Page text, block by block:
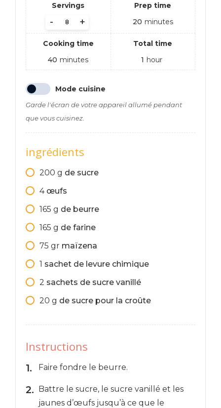
Servings
+
-
Prep time
20 minutes
Cooking time
40 minutes
Total time
1 hour
Mode cuisine
Garde l'écran de votre appareil allumé pendant
que vous cuisinez.
ingrédients
200 g de sucre
4 œufs
165 g de beurre
165 g de farine
75 gr maïzena
1 sachet de levure chimique
2 sachets de sucre vanillé
20 g de sucre pour la croûte
Instructions
Faire fondre le beurre.
Battre le sucre, le sucre vanillé et les
jaunes d’œufs jusqu’à ce que le